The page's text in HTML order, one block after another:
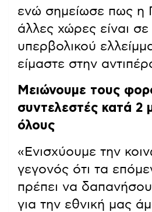
ενώ σημείωσε πως η
άλλες χώρες είναι
υπερβολικού
είμαστε στην
Μειώνουμε τους
συντελεστές κατά 2
όλους
«Ενισχύουμε την
γεγονός ότι τα
πρέπει να
για την εθνική μας